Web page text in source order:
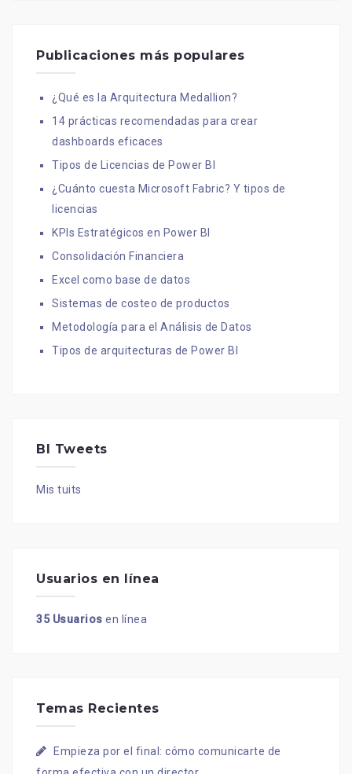
Publicaciones más populares
¿Qué es la Arquitectura Medallion?
14 prácticas recomendadas para crear
dashboards eficaces
Tipos de Licencias de Power BI
¿Cuánto cuesta Microsoft Fabric? Y tipos de
licencias
KPIs Estratégicos en Power BI
Consolidación Financiera
Excel como base de datos
Sistemas de costeo de productos
Metodología para el Análisis de Datos
Tipos de arquitecturas de Power BI
BI Tweets
Mis tuits
Usuarios en línea
35 Usuarios en línea
Temas Recientes
Empieza por el final: cómo comunicarte de